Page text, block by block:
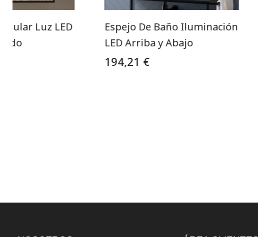
Luz LED
Espejo De Baño Iluminación
LED Arriba y Abajo
194,21 €